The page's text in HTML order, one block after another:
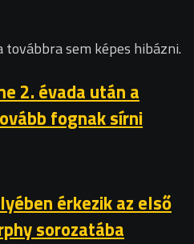
sem képes hibázni.
2. évada után a
fognak sírni
érkezik az első
sorozatába